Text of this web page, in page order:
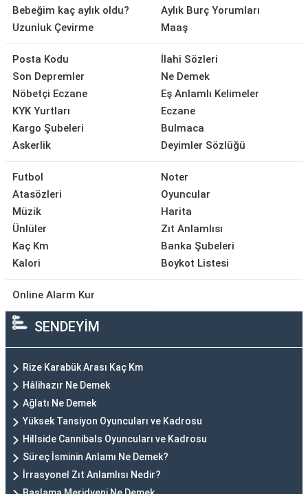
Bebeğim kaç aylık oldu?
Uzunluk Çevirme
Aylık Burç Yorumları
Maaş
Posta Kodu
Son Depremler
Nöbetçi Eczane
KYK Yurtları
Kargo Şubeleri
Askerlik
İlahi Sözleri
Ne Demek
Eş Anlamlı Kelimeler
Eczane
Bulmaca
Deyimler Sözlüğü
Futbol
Atasözleri
Müzik
Ünlüler
Kaç Km
Kalori
Noter
Oyuncular
Harita
Zıt Anlamlısı
Banka Şubeleri
Boykot Listesi
Online Alarm Kur
SENDEYİM
Rize Karabük Arası Kaç Km
Hâlihazır Ne Demek
Ağlatı Ne Demek
Yüksek Tansiyon Oyuncuları ve Kadrosu
Hillside Cannibals Oyuncuları ve Kadrosu
Süreç İsminin Anlamı Ne Demek?
İrrasyonel Zıt Anlamlısı Nedir?